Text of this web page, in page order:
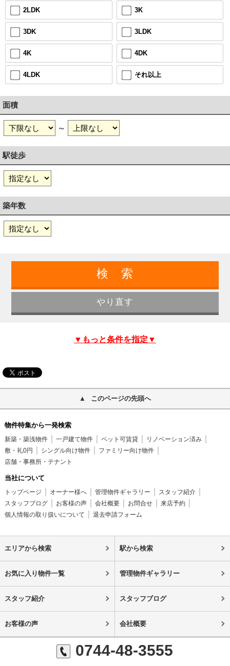
2LDK 3K
3DK 3LDK
4K 4DK
4LDK それ以上
面積
～
駅徒歩
築年数
▼もっと条件を指定▼
このページの先頭へ
物件特集から一発検索
新築・築浅物件 一戸建て物件 ペット可賃貸
リノベーション済み
敷・礼0円
シングル向け物件
ファミリー向け物件
店舗・事務所・テナント
当社について
トップページ オーナー様へ 管理物件ギャラリー
スタッフ紹介
スタッフブログ
お客様の声 会社概要 お問合せ
来店予約
個人情報の取り扱いについて
退去申請フォーム
エリアから検索 駅から検索
お気に入り物件一覧 管理物件ギャラリー
スタッフ紹介 スタッフブログ
お客様の声 会社概要
0744-48-3555